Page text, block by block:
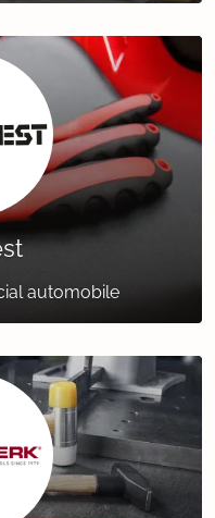
automobile